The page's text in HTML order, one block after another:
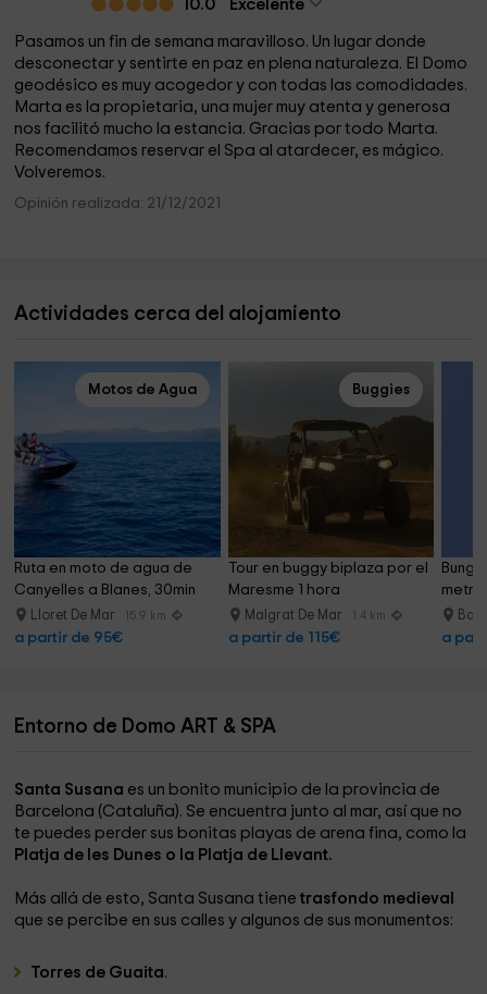
10.0 Excelente
Pasamos un fin de semana maravilloso. Un lugar donde
desconectar y sentirte en paz en plena naturaleza. El Domo
geodésico es muy acogedor y con todas las comodidades.
Marta es la propietaria, una mujer muy atenta y generosa
nos facilitó mucho la estancia. Gracias por todo Marta.
Recomendamos reservar el Spa al atardecer, es mágico.
Volveremos.
Opinión realizada: 21/12/2021
Actividades cerca del alojamiento
Motos de Agua
Ruta en moto de agua de
Canyelles a Blanes, 30min
Lloret De Mar 15.9 km
a partir de 95€
Buggies
Tour en buggy biplaza por el
Maresme 1 hora
Malgrat De Mar 1.4 km
a partir de 115€ a
Entorno de Domo ART & SPA
Santa Susana es un bonito municipio de la provincia de
Barcelona (Cataluña). Se encuentra junto al mar, así que no
te puedes perder sus bonitas playas de arena fina, como la
Platja de les Dunes o la Platja de Llevant.
Más allá de esto, Santa Susana tiene trasfondo medieval
que se percibe en sus calles y algunos de sus monumentos:
Torres de Guaita.